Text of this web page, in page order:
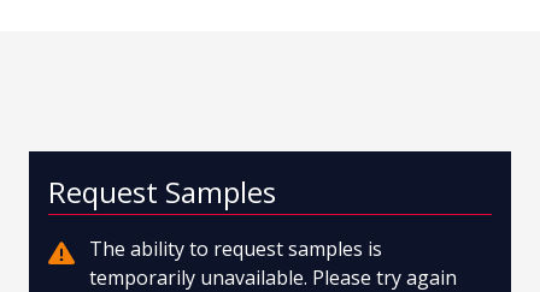
Request Samples
The ability to request samples is
temporarily unavailable. Please try again